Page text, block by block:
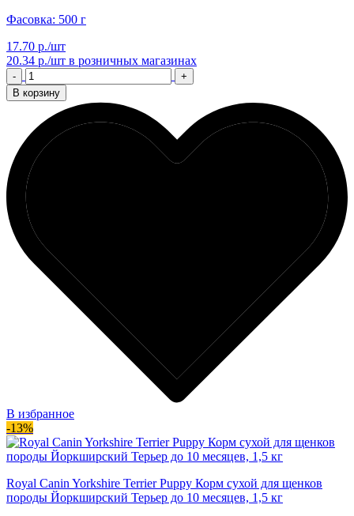
Фасовка: 500 г
17.70 р./шт
20.34 р./шт в розничных магазинах
-
+
В корзину
В избранное
-13%
Royal Canin Yorkshire Terrier Puppy Корм сухой для щенков
породы Йоркширский Терьер до 10 месяцев, 1,5 кг